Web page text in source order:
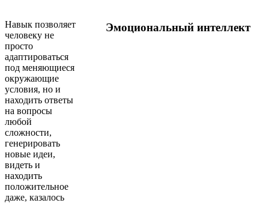
Навык позволяет
человеку не
просто
адаптироваться
под меняющиеся
окружающие
условия, но и
находить ответы
на вопросы
любой
сложности,
генерировать
новые идеи,
видеть и
находить
положительное
даже, казалось
Эмоциональный интеллект